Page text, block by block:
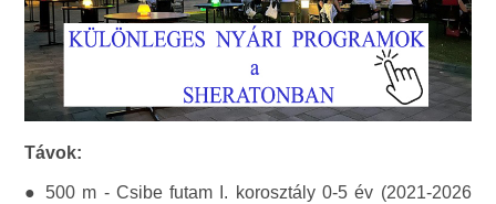
Távok:
● 500 m - Csibe futam I. korosztály 0-5 év (2021-2026